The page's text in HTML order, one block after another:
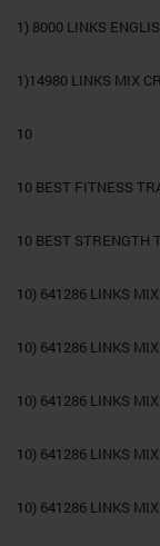
1) 8000 LINKS
1)14980 LINKS MIX
10
10 BEST FITNESS
10 BEST STRENGTH
10) 641286 LINKS
10) 641286 LINKS
10) 641286 LINKS
10) 641286 LINKS
10) 641286 LINKS